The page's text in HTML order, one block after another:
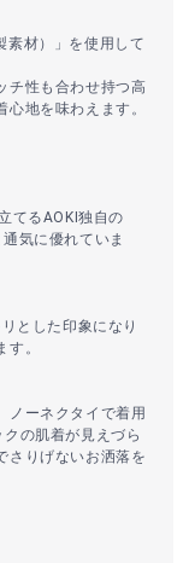
素材）」を使用して
チ性も合わせ持つ高
地を味わえます。
てるAOKI独自の
気に優れていま
とした印象になり
。
ノーネクタイで着用
の肌着が見えづら
さりげないお洒落を